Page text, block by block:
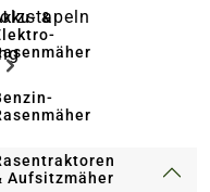
&
Aufsitzmäher